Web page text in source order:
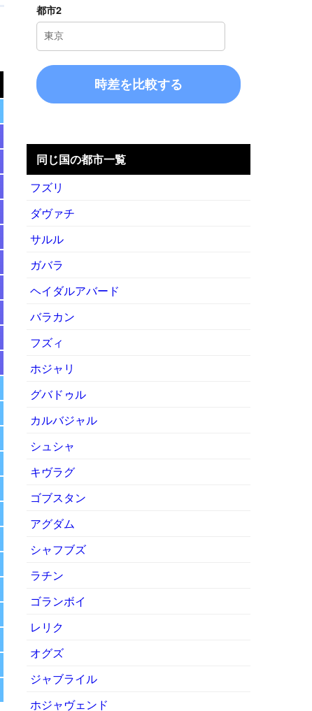
都市2
時差を比較する
同じ国の都市一覧
フズリ
ダヴァチ
サルル
ガバラ
ヘイダルアバード
バラカン
フズィ
ホジャリ
グバドゥル
カルバジャル
シュシャ
キヴラグ
ゴブスタン
アグダム
シャフブズ
ラチン
ゴランボイ
レリク
オグズ
ジャブライル
ホジャヴェンド